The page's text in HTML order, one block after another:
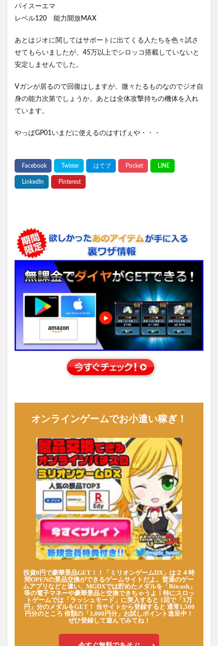
パイスーエマ
レベル120 能力開放MAX
あとはジオに関してはサポートに出てくる人たちを色々試さ
せてもらいましたが、45万以上でシロッコ搭載していないと
安定しませんでした。
Vガンが居るので回復はしますが、微々たるものなのでジオ自
身の能力次第でしょうか。あとは全体攻撃持ちの機体を入れ
ています。
やっぱGP01いまだに使えるのはすげぇや・・・
オンラインゲームでお小遣い稼ぎ！
投資0円で豪華景品GET！！「ミリオンゲームDX」は２４時
間OPENの景品交換ができるゲームサイトだよ。普通のゲー
ムアプリなどと違い、MGDXでは貯めたメダルを「Bitcash」
等の電子マネーや豪華景品と交換できちゃうよ！特にスロッ
トゲームでは「ラッシュモード」に突入すると 1回で「3万
円」分のメダルをGET！ 当サイトから登録すると 通常1,500
円分のところ 倍額の「3,000円分」お試しポイント進呈中！
ぜひ登録して遊んでみてね！